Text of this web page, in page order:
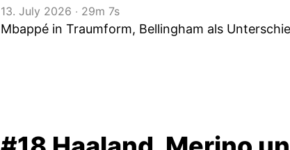
13. July 2026 ‧ 29m 7s
Mbappé in Traumform, Bellingham als